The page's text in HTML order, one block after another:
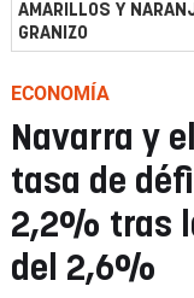
AMARILLOS Y
GRANIZO
ECONOMÍA
Navarra y
tasa de
2,2% tras
del 2,6%